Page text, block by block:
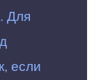
Для
если